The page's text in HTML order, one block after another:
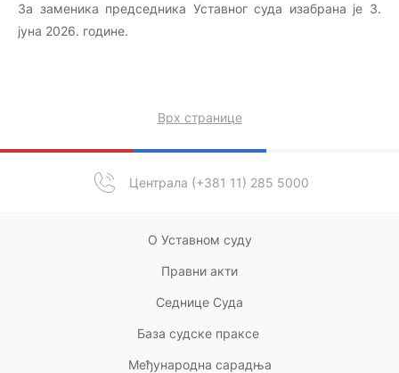
За заменика председника Уставног суда изабрана је 3.
јуна 2026. године.
Централа (+381 11) 285 5000
Врх странице
О Уставном суду
Правни акти
Седнице Суда
База судске праксе
Међународна сарадња